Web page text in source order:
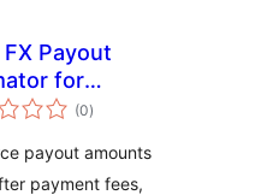
FX Payout
for
(0celkové
hodnotenie
)
payout amounts
payment fees,